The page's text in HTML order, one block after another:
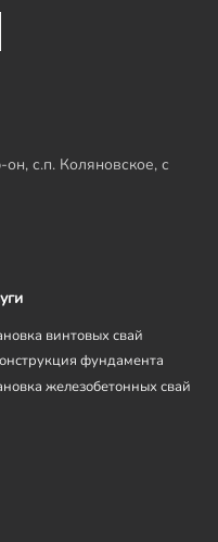
с.п. Коляновское, с
винтовых свай
фундамента
железобетонных свай